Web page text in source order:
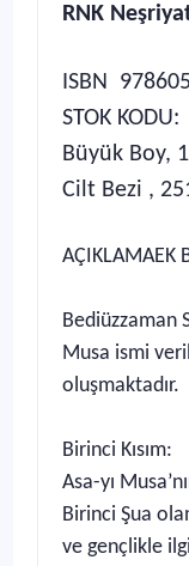
RNK
ISBN
STOK
Büyük Boy,
Cilt Bezi ,
AÇIKLAMAEK
Bediüzzaman
Musa ismi
oluşmaktadır.
Birinci Kısım:
Asa-yı
Birinci Şua
ve gençlikle